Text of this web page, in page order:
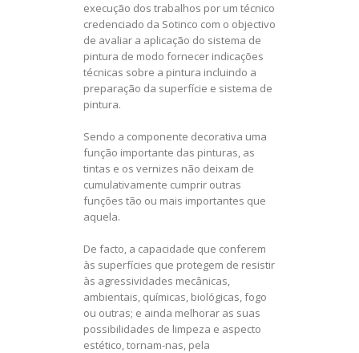
execução dos trabalhos por um técnico
credenciado da Sotinco com o objectivo
de avaliar a aplicação do sistema de
pintura de modo fornecer indicações
técnicas sobre a pintura incluindo a
preparação da superfície e sistema de
pintura.
Sendo a componente decorativa uma
função importante das pinturas, as
tintas e os vernizes não deixam de
cumulativamente cumprir outras
funções tão ou mais importantes que
aquela.
De facto, a capacidade que conferem
às superfícies que protegem de resistir
às agressividades mecânicas,
ambientais, químicas, biológicas, fogo
ou outras; e ainda melhorar as suas
possibilidades de limpeza e aspecto
estético, tornam-nas, pela